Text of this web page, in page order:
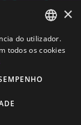
PORTUGUESE
×
do utilizador.
todos os cookies